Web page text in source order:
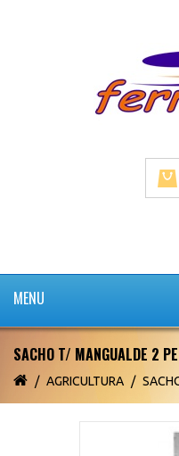
MENU
SACHO T/ MANGUALDE 2
AGRICULTURA